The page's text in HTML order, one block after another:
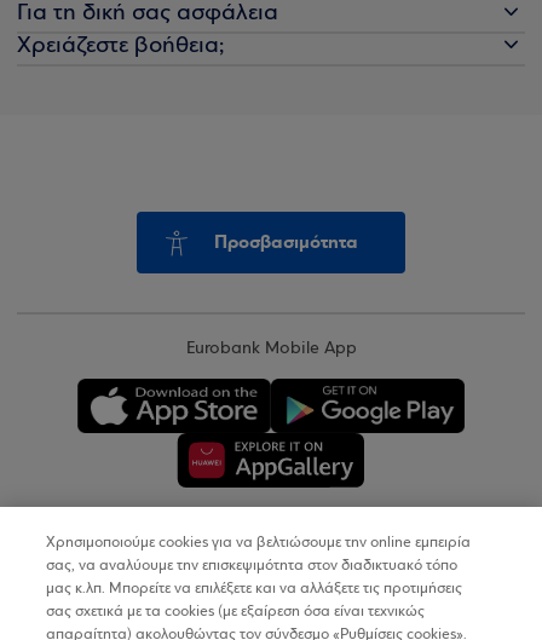
Για τη δική σας ασφάλεια
Χρειάζεστε βοήθεια;
Προσβασιμότητα
Eurobank Mobile App
Copyright © 2026
Όροι Χρήσης
Χρησιμοποιούμε cookies για να βελτιώσουμε την online εμπειρία
σας, να αναλύουμε την επισκεψιμότητα στον διαδικτυακό τόπο
μας κ.λπ. Μπορείτε να επιλέξετε και να αλλάξετε τις προτιμήσεις
σας σχετικά με τα cookies (με εξαίρεση όσα είναι τεχνικώς
απαραίτητα) ακολουθώντας τον σύνδεσμο «Ρυθμίσεις cookies».